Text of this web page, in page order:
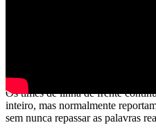
Reviewflowz, e é algo que
menciona com frequência em
A ideia central é que, conforme
todo mundo na empresa vai
Os times de linha de frente
inteiro, mas normalmente
sem nunca repassar as palavras